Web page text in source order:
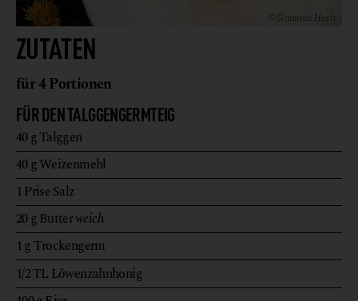
© Gaumen Hoch
ZUTATEN
für 4 Portionen
FÜR DEN TALGGENGERMTEIG
40gTalggen
40gWeizenmehl
1 PriseSalz
20g Butterweich
1 g Trockengerm
1/2TL Löwenzahnhonig